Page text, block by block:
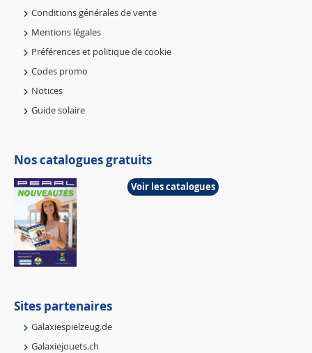
Conditions générales de vente
Mentions légales
Préférences et politique de cookie
Codes promo
Notices
Guide solaire
Nos catalogues gratuits
Voir les catalogues
Sites partenaires
Galaxiespielzeug.de
Galaxiejouets.ch